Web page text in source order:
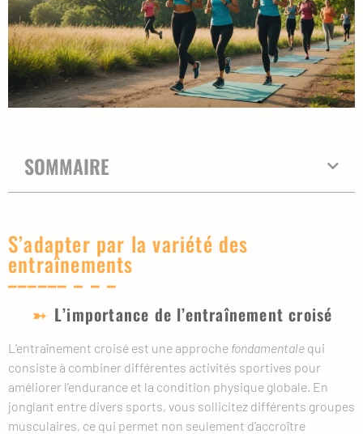
SOMMAIRE
S’adapter par la variété des
entraînements
L’importance de l’entraînement croisé
L’entraînement croisé est une approche fondamentale qui
consiste à combiner différentes activités sportives pour
améliorer l’endurance et la condition physique globale. En
jonglant entre divers sports, vous sollicitez différents groupes
musculaires, ce qui permet non seulement d’accroître